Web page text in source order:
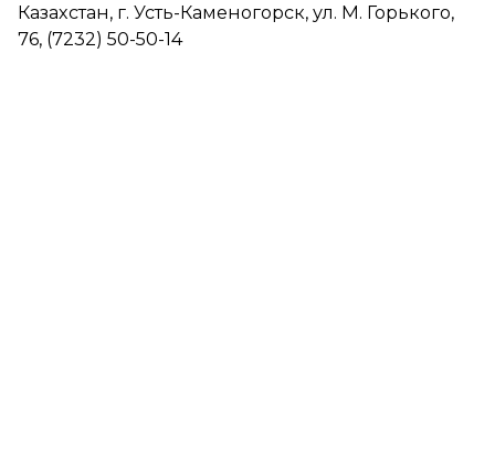
Казахстан, г. Усть-Каменогорск, ул. М. Горького,
76, (7232) 50-50-14